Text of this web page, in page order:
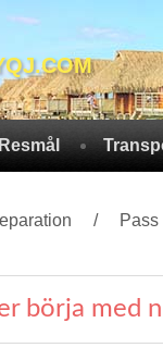
Resmål
Pass
börja med